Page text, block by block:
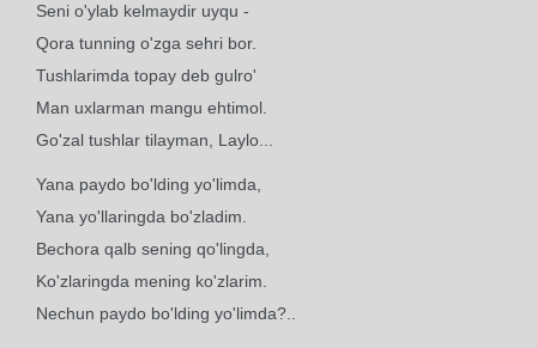
Seni o'ylab kelmaydir uyqu -
Qora tunning o'zga sehri bor.
Tushlarimda topay deb gulro'
Man uxlarman mangu ehtimol.
Go'zal tushlar tilayman, Laylo...
Yana paydo bo'lding yo'limda,
Yana yo'llaringda bo'zladim.
Bechora qalb sening qo'lingda,
Ko'zlaringda mening ko'zlarim.
Nechun paydo bo'lding yo'limda?..